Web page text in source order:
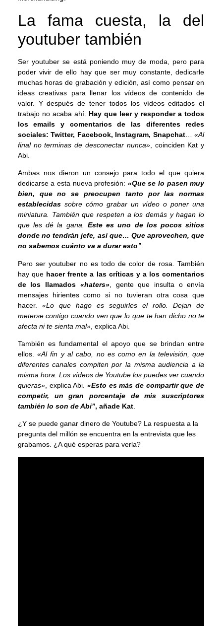
La fama cuesta, la del
youtuber también
Ser youtuber se está poniendo muy de moda, pero para
poder vivir de ello hay que ser muy constante, dedicarle
muchas horas de grabación y edición, así como pensar en
ideas creativas para llenar los vídeos de contenido de
valor. Y después de tener todos los vídeos editados el
trabajo no acaba ahí. Hay que leer y responder a todos
los emails y comentarios de las diferentes redes
sociales: Twitter, Facebook, Instagram, Snapchat…«Al
final no terminas de desconectar nunca», coinciden Kat y
Abi.
Ambas nos dieron un consejo para todo el que quiera
dedicarse a esta nueva profesión: «Que se lo pasen muy
bien, que no se preocupen tanto por las normas
establecidas sobre cómo grabar un vídeo o poner una
miniatura. También que respeten a los demás y hagan lo
que les dé la gana. Este es uno de los pocos sitios
donde no tendrán jefe, así que… Que aprovechen, que
no sabemos cuánto va a durar esto”.
Pero ser youtuber no es todo de color de rosa. También
hay que hacer frente a las críticas y a los comentarios
de los llamados «haters», gente que insulta o envía
mensajes hirientes como si no tuvieran otra cosa que
hacer. «Lo que hago es seguirles el rollo. Dejan de
meterse contigo cuando ven que lo que te han dicho no te
afecta ni te sienta mal», explica Abi.
También es fundamental el apoyo que se brindan entre
ellos.
«Al fin y al cabo, no es como en la televisión, que
diferentes canales compiten por la misma audiencia a la
misma hora. Los vídeos de Youtube los puedes ver cuando
quieras», explica Abi. «Esto es más de compartir que de
competir, un gran porcentaje de mis suscriptores
también lo son de Abi”, añade Kat.
¿Y se puede ganar dinero de Youtube? La respuesta a la
pregunta del millón se encuentra en la entrevista que les
grabamos. ¿A qué esperas para verla?